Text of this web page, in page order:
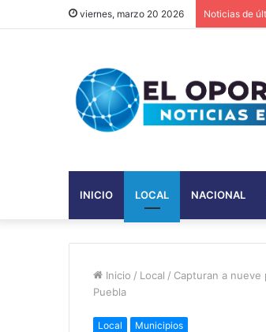
viernes, marzo 20 2026 Noticias de
INICIO LOCAL NACIONAL
Inicio / Local / Capturan a
Puebla
Local Municipios